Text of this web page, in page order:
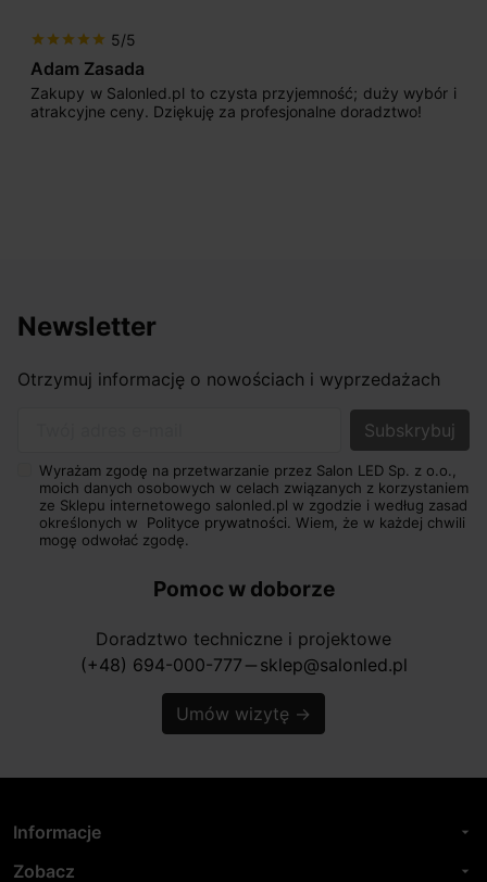
star star star star star 5/5
Adam Zasada
Zakupy w Salonled.pl to czysta przyjemność; duży wybór i
atrakcyjne ceny. Dziękuję za profesjonalne doradztwo!
Newsletter
Otrzymuj informację o nowościach i wyprzedażach
Wyrażam zgodę na przetwarzanie przez Salon LED Sp. z o.o.,
moich danych osobowych w celach związanych z korzystaniem
ze Sklepu internetowego salonled.pl w zgodzie i według zasad
określonych w Polityce prywatności. Wiem, że w każdej chwili
mogę odwołać zgodę.
Pomoc w doborze
Doradztwo techniczne i projektowe
(+48) 694-000-777 horizontal_rule sklep@salonled.pl
Umów wizytę →
Informacje arrow_drop_down
Zobacz arrow_drop_down